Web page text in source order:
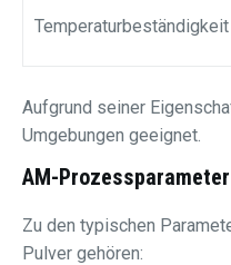
Temperaturbeständigkeit
Aufgrund seiner
Umgebungen geeignet.
AM-
Zu den typischen
Pulver gehören: